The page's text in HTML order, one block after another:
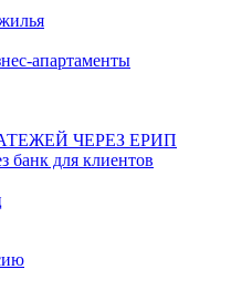
апартаменты
ЧЕРЕЗ ЕРИП
банк для клиентов